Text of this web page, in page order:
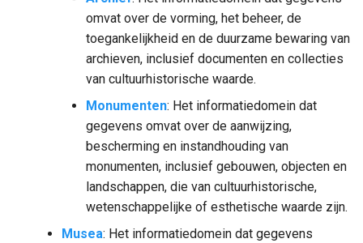
omvat over de vorming, het beheer, de
toegankelijkheid en de duurzame bewaring van
archieven, inclusief documenten en collecties
van cultuurhistorische waarde.
Monumenten: Het informatiedomein dat
gegevens omvat over de aanwijzing,
bescherming en instandhouding van
monumenten, inclusief gebouwen, objecten en
landschappen, die van cultuurhistorische,
wetenschappelijke of esthetische waarde zijn.
Musea: Het informatiedomein dat gegevens